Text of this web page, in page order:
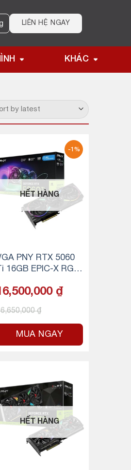
LIÊN HỆ NGAY
KHÁC
-1%
HẾT HÀNG
PNY RTX 5060
Ti 16GB EPIC-X RGB
₫
₫
MUA NGAY
HẾT HÀNG